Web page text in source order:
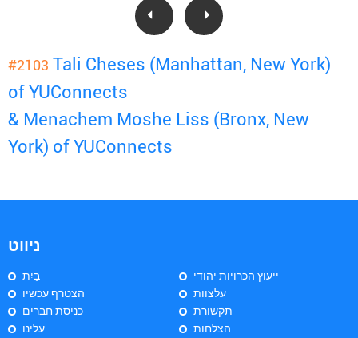
#2103 Tali Cheses (Manhattan, New York)
of YUConnects
& Menachem Moshe Liss (Bronx, New
York) of YUConnects
ניווט
בַּיִת
הצטרף עכשיו
כניסת חברים
עלינו
ייעוץ הכרויות יהודי
עלצוות
תקשורת
הצלחות